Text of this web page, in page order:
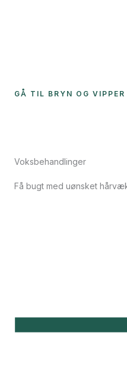
GÅ TIL BRYN OG VIPPER
Voksbehandlinger
Få bugt med uønsket